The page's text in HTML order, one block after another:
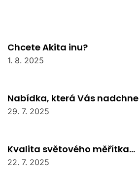
Chcete Akita inu?
1. 8. 2025
Nabídka, která Vás nadchne
29. 7. 2025
Kvalita světového měřítka…
22. 7. 2025